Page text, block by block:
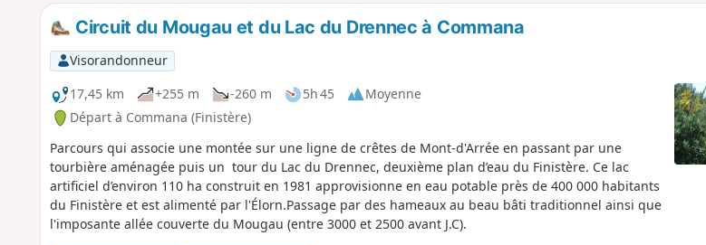
Circuit du Mougau et du Lac du Drennec à Commana
Visorandonneur
17,45 km
+255 m -260 m 5h 45
Moyenne
Départ à Commana (Finistère)
Parcours qui associe une montée sur une ligne de crêtes de Mont-d'Arrée en passant par une
tourbière aménagée puis un tour du Lac du Drennec, deuxième plan d’eau du Finistère. Ce lac
artificiel d’environ 110 ha construit en 1981 approvisionne en eau potable près de 400 000 habitants
du Finistère et est alimenté par l'Élorn.Passage par des hameaux au beau bâti traditionnel ainsi que
l'imposante allée couverte du Mougau (entre 3000 et 2500 avant J.C).